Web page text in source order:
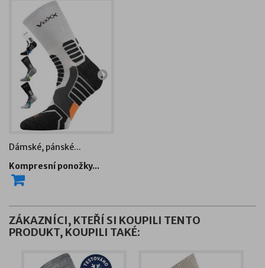
Dámské, pánské...
Kompresní ponožky...
ZÁKAZNÍCI, KTEŘÍ SI KOUPILI TENTO
PRODUKT, KOUPILI TAKÉ: